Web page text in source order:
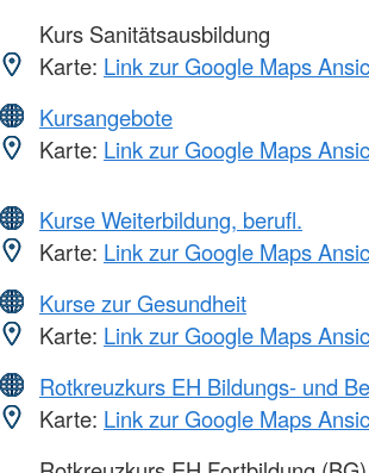
Kurs Sanitätsausbildung
Karte: Link zur Google Maps
Kursangebote
Karte: Link zur Google Maps
Kurse Weiterbildung, berufl.
Karte: Link zur Google Maps
Kurse zur Gesundheit
Karte: Link zur Google Maps
Rotkreuzkurs EH Bildungs- und
Karte: Link zur Google Maps